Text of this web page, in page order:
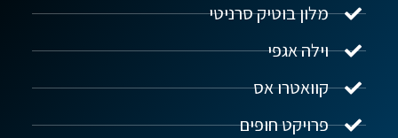
מלון בוטיק סרניטי
וילה אגפי
קוואטרו אס
פרויקט חופים
נדל"ן ביוון G.R.E
שלום! איך אפשר לעזור?